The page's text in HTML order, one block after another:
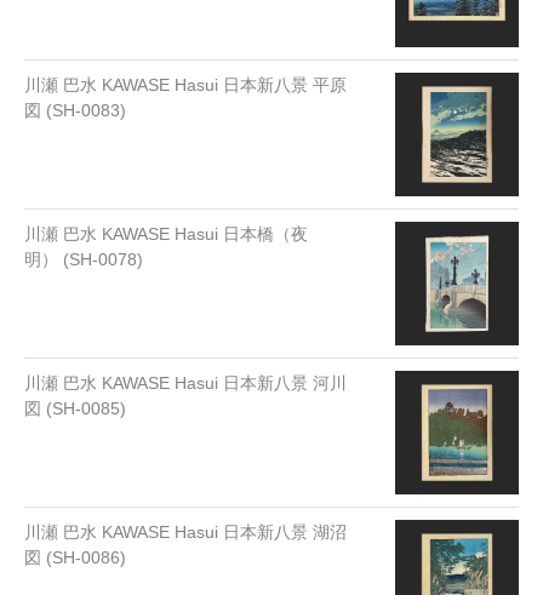
川瀬 巴水 KAWASE Hasui 日本新八景 平原
図 (SH-0083)
川瀬 巴水 KAWASE Hasui 日本橋（夜
明） (SH-0078)
川瀬 巴水 KAWASE Hasui 日本新八景 河川
図 (SH-0085)
川瀬 巴水 KAWASE Hasui 日本新八景 湖沼
図 (SH-0086)